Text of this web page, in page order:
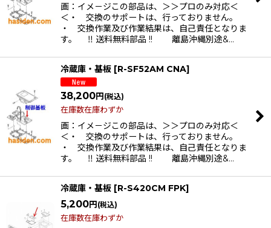
画：イメ－ジこの部品は、＞＞プロのみ対応＜
＜・ 交換のサポートは、行っておりません。
・ 交換作業及び作業結果は、自己責任となりま
す。 ‼ 送料無料部品 !! 離島沖縄別途&…
冷蔵庫・基板 [R-SF52AM CNA]
38,200円 (税込)
在庫数在庫わずか
画：イメ－ジこの部品は、＞＞プロのみ対応＜
＜・ 交換のサポートは、行っておりません。
・ 交換作業及び作業結果は、自己責任となりま
す。 ‼ 送料無料部品 !! 離島沖縄別途&…
冷蔵庫・基板 [R-S420CM FPK]
5,200円 (税込)
在庫数在庫わずか